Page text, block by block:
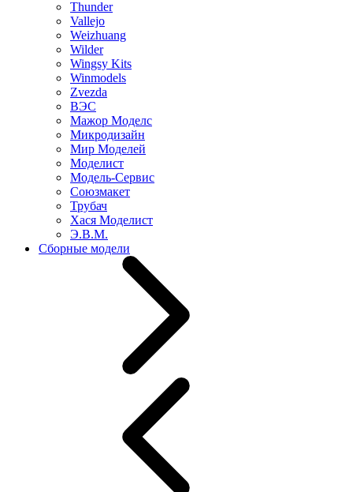
Thunder
Vallejo
Weizhuang
Wilder
Wingsy Kits
Winmodels
Zvezda
ВЭС
Мажор Моделс
Микродизайн
Мир Моделей
Моделист
Модель-Сервис
Союзмакет
Трубач
Хася Моделист
Э.В.М.
Сборные модели